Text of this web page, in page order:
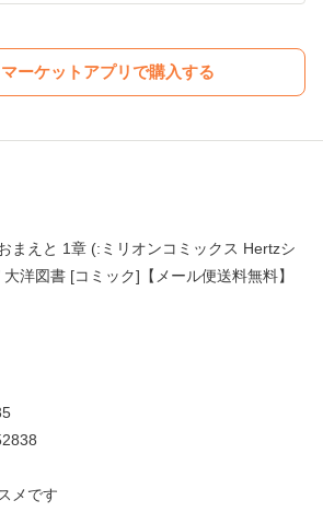
ーケットアプリで購入する
まえと 1章 (:ミリオンコミックス Hertzシ
洋図書 [コミック]【メール便送料無料】
メです